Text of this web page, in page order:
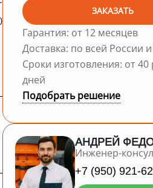
ЗАКАЗАТЬ
Гарантия: от 12 месяцев
Доставка: по всей России
Сроки изготовления: от
дней
Подобрать решение
АНДРЕЙ
Инженер-
+7 (950) 921-